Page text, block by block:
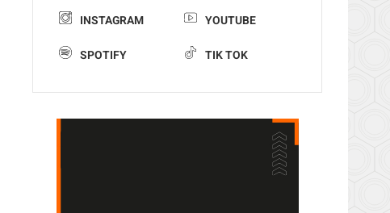
INSTAGRAM YOUTUBE
SPOTIFY TIK TOK